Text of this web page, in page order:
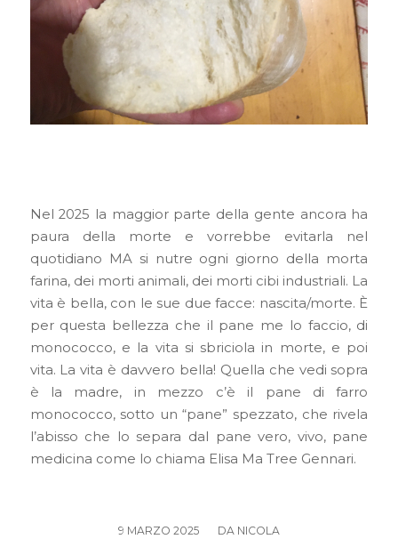
Nel 2025 la maggior parte della gente ancora ha
paura della morte e vorrebbe evitarla nel
quotidiano MA si nutre ogni giorno della morta
farina, dei morti animali, dei morti cibi industriali. La
vita è bella, con le sue due facce: nascita/morte. È
per questa bellezza che il pane me lo faccio, di
monococco, e la vita si sbriciola in morte, e poi
vita. La vita è davvero bella! Quella che vedi sopra
è la madre, in mezzo c’è il pane di farro
monococco, sotto un “pane” spezzato, che rivela
l’abisso che lo separa dal pane vero, vivo, pane
medicina come lo chiama Elisa Ma Tree Gennari.
9 MARZO 2025
/ DA NICOLA